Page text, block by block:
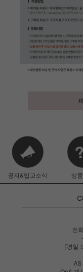
공지&입고소식 상
전
[평일